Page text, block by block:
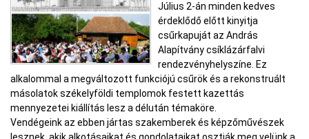
Július 2-án minden kedves
érdeklődő előtt kinyitja
csűrkapuját az András
Alapítvány csíklázárfalvi
rendezvényhelyszíne. Ez
alkalommal a megváltozott funkciójú csűrök és a rekonstruált
másolatok székelyföldi templomok festett kazettás
mennyezetei kiállítás lesz a délután témaköre.
Vendégeink az ebben jártas szakemberek és képzőművészek